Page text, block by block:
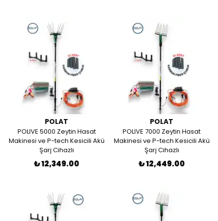
POLAT
POLIVE 5000 Zeytin Hasat
Makinesi ve P-tech Kesicili Akü
Şarj Cihazlı
₺ 12,349.00
POLAT
POLIVE 7000 Zeytin Hasat
Makinesi ve P-tech Kesicili Akü
Şarj Cihazlı
₺ 12,449.00